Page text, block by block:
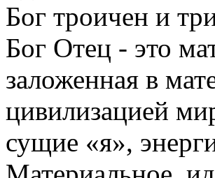
Бог троичен и
Бог Отец - это
заложенная в
цивилизацией
сущие «я»,